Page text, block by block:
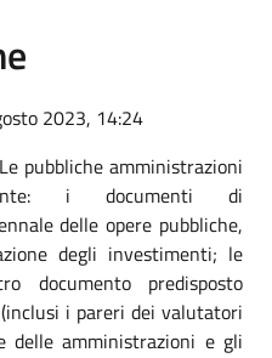
2023, 14:24
pubbliche amministrazioni
i documenti di
delle opere pubbliche,
degli investimenti; le
documento predisposto
i pareri dei valutatori
delle amministrazioni e gli